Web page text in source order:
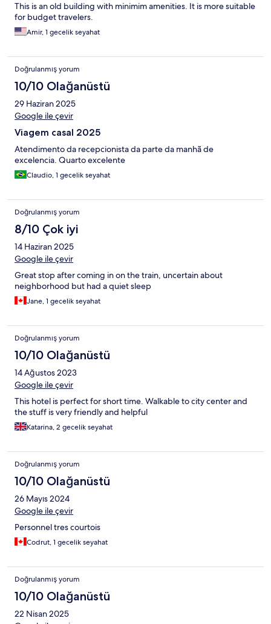
This is an old building with minimim amenities. It is more suitable
for budget travelers.
Amir, 1 gecelik seyahat
Doğrulanmış yorum
10/10 Olağanüstü
29 Haziran 2025
Google ile çevir
Viagem casal 2025
Atendimento da recepcionista da parte da manhã de
excelencia. Quarto excelente
Claudio, 1 gecelik seyahat
Doğrulanmış yorum
8/10 Çok iyi
14 Haziran 2025
Google ile çevir
Great stop after coming in on the train, uncertain about
neighborhood but had a quiet sleep
Jane, 1 gecelik seyahat
Doğrulanmış yorum
10/10 Olağanüstü
14 Ağustos 2023
Google ile çevir
This hotel is perfect for short time. Walkable to city center and
the stuff is very friendly and helpful
Katarina, 2 gecelik seyahat
Doğrulanmış yorum
10/10 Olağanüstü
26 Mayıs 2024
Google ile çevir
Personnel tres courtois
Codrut, 1 gecelik seyahat
Doğrulanmış yorum
10/10 Olağanüstü
22 Nisan 2025